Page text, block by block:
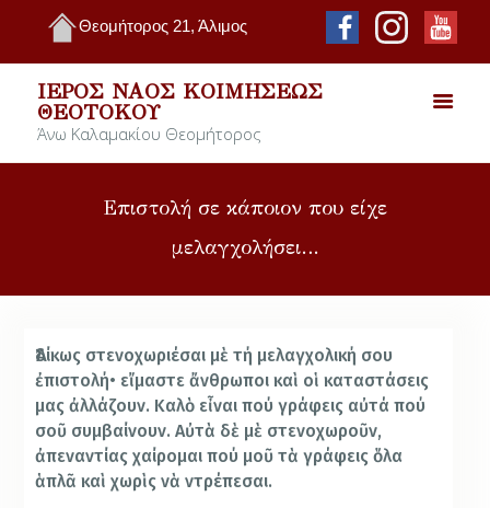
Θεομήτορος 21, Άλιμος
ΙΕΡΌΣ ΝΑΌΣ ΚΟΙΜΉΣΕΩΣ
ΘΕΟΤΌΚΟΥ
Άνω Καλαμακίου Θεομήτορος
Επιστολή σε κάποιον που είχε
μελαγχολήσει…
Ἀδίκως στενοχωριέσαι μὲ τή μελαγχολική σου
ἐπιστολή• εἴμαστε ἄνθρωποι καὶ οἱ καταστάσεις
μας ἀλλάζουν. Καλὸ εἶναι πού γράφεις αὐτά πού
σοῦ συμβαίνουν. Αὐτὰ δὲ μὲ στενοχωροῦν,
ἀπεναντίας χαίρομαι πού μοῦ τὰ γράφεις ὅλα
ἁπλᾶ καὶ χωρὶς νὰ ντρέπεσαι.